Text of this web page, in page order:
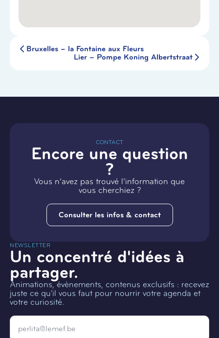
Bruxelles – la Fontaine aux Fleurs
Lier – Pompe Koning Albertstraat
CONTACT
Encore une question
?
Vous n’avez pas trouvé l’information que
vous cherchiez ?
Consulter les infos & contact
NEWSLETTER
Un concentré d'idées à
partager.
Animations, évènements, contenus exclusifs : recevez
juste ce qu'il vous faut pour nourrir votre agenda et
votre curiosité.
Email